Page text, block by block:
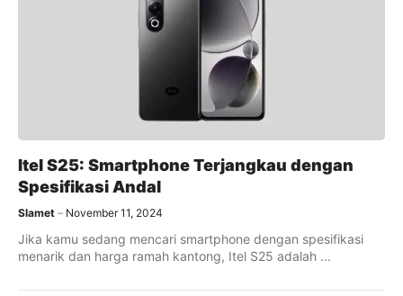
Itel S25: Smartphone Terjangkau dengan
Spesifikasi Andal
Slamet November 11, 2024
Jika kamu sedang mencari smartphone dengan spesifikasi
menarik dan harga ramah kantong, Itel S25 adalah ...